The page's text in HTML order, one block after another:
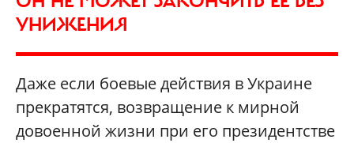
УНИЖЕНИЯ
Даже если боевые действия в Украине
прекратятся, возвращение к мирной
довоенной жизни при его президентстве